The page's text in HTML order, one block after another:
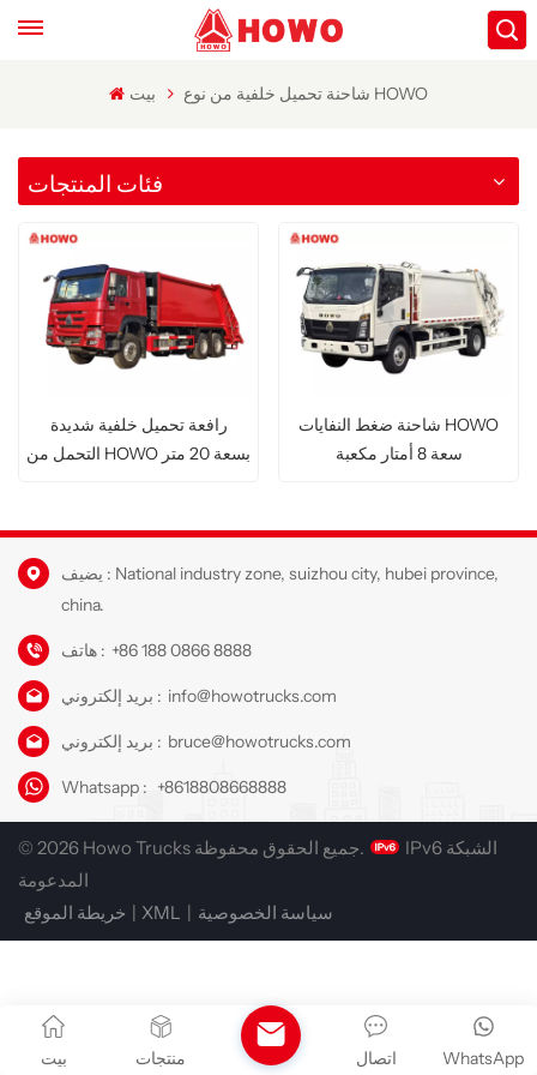
بيت شاحنة تحميل خلفية من نوع HOWO
فئات المنتجات
رافعة تحميل خلفية شديدة
التحمل من HOWO بسعة 20 متر
شاحنة ضغط النفايات HOWO
سعة 8 أمتار مكعبة
يضيف : National industry zone, suizhou city, hubei province,
china.
هاتف : +86 188 0866 8888
بريد إلكتروني : info@howotrucks.com
بريد إلكتروني : bruce@howotrucks.com
Whatsapp : +8618808668888
© 2026 Howo Trucks جميع الحقوق محفوظة.
IPv6 الشبكة
المدعومة
خريطة الموقع | XML | سياسة الخصوصية
بيت منتجات WhatsApp اتصال